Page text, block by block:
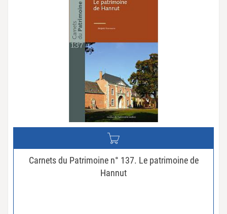
Carnets du Patrimoine n° 137. Le patrimoine de
Hannut